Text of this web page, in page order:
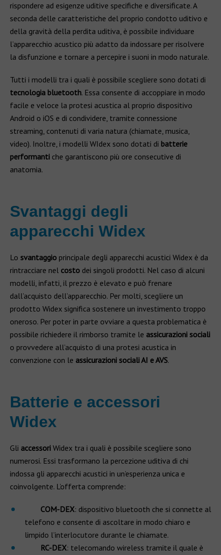
rispondere ad esigenze uditive specifiche e diversificate. A
seconda delle caratteristiche del proprio condotto uditivo e
della gravità della perdita uditiva, è possibile individuare
l’apparecchio acustico più adatto da indossare per risolvere
la disfunzione e tornare a percepire i suoni in modo naturale.
Tutti i modelli tra i quali è possibile scegliere sono dotati di
tecnologia bluetooth. Essa consente di accoppiare in modo
facile e veloce la protesi acustica al proprio dispositivo
Android o iOS e di condividere, tramite connessione
streaming, contenuti di varia natura (chiamate, musica,
video). Inoltre, i modelli WIdex sono dotati di batterie
performanti che garantiscono più ore consecutive di
anatomia.
Svantaggi degli
apparecchi Widex
Lo svantaggio principale degli apparecchi acustici Widex è da
rintracciare nel costo dei singoli prodotti. Nel caso di alcuni
modelli, infatti, il prezzo è elevato e può frenare
dall’acquisto dell’apparecchio. Per molti, scegliere un
prodotto Widex significa sostenere un investimento troppo
oneroso. Per poter in parte ovviare a questa problematica è
possibile richiedere il rimborso tramite le assicurazioni sociali
o provvedere all’acquisto di una protesi acustica in
convenzione con le assicurazioni sociali AI e AVS.
Batterie e accessori
Widex
Gli accessori Widex tra i quali è possibile scegliere sono
numerosi. Essi trasformano la percezione uditiva di chi
indossa gli apparecchi acustici in un’esperienza unica e
coinvolgente. L’offerta comprende:
COM-DEX: dispositivo bluetooth che si connette al
telefono e consente di ascoltare in modo chiaro e
limpido l’interlocutore durante le chiamate.
RC-DEX: telecomando wireless tramite il quale è